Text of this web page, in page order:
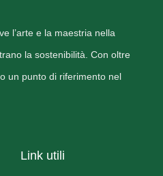
l’arte e la maestria nella
la sostenibilità. Con oltre
un punto di riferimento nel
Link utili